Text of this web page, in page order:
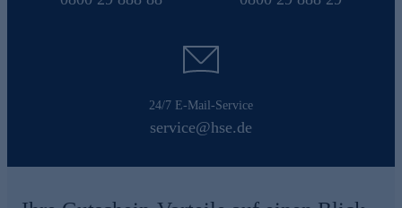
24/7 E-Mail-Service
service@hse.de